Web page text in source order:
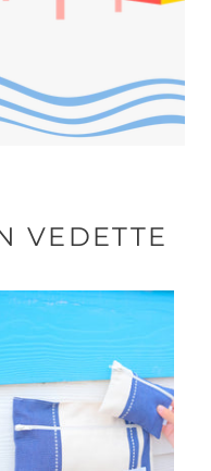
VEDETTE